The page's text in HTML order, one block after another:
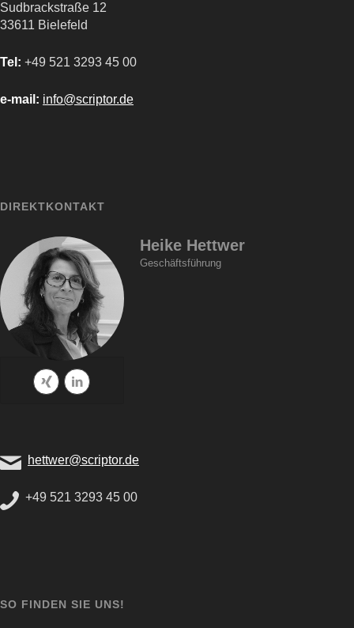
Sudbrackstraße 12
33611 Bielefeld
Tel: +49 521 3293 45 00
e-mail: info@scriptor.de
DIREKTKONTAKT
Heike Hettwer
Geschäftsführung
hettwer@scriptor.de
+49 521 3293 45 00
SO FINDEN SIE UNS!